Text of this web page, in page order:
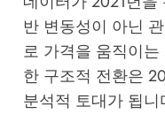
반 변동성이 아닌
로 가격을 움직이
한 구조적 전환은
분석적 토대가 됩니